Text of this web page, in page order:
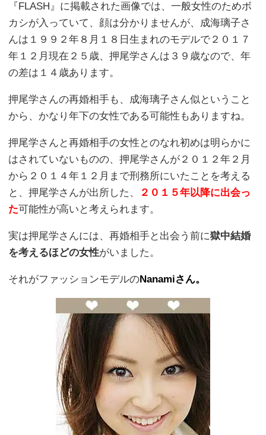
『FLASH』に掲載された画像では、一般女性のためボ
カシが入っていて、顔は分かりませんが、成海璃子さ
んは１９９２年８月１８日生まれのモデルで２０１７
年１２月現在２５歳、押尾学さんは３９歳なので、年
の差は１４歳あります。
押尾学さんの再婚相手も、成海璃子さん似ということ
から、かなり年下の女性である可能性もありますね。
押尾学さんと再婚相手の女性とのなれ初めは明らかに
はされていないものの、押尾学さんが２０１２年２月
から２０１４年１２月まで刑務所にいたことを考える
と、押尾学さんが出所した、
２０１５年以降に出会っ
た可能性が高いと考えられます。
実は押尾学さんには、再婚相手と出会う前に獄中結婚
を考えるほどの女性がいました。
それがファッションモデルのNanamiさん。